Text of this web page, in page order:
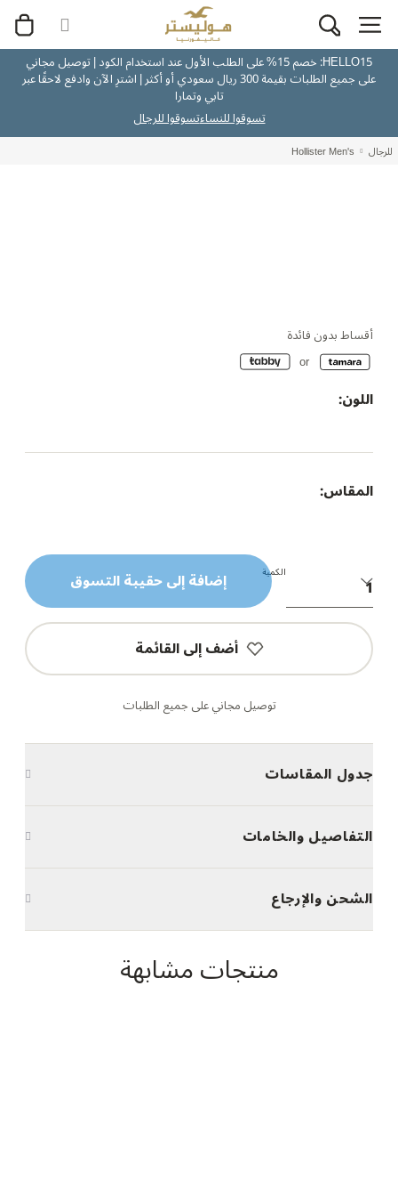
HELLO15: خصم 15% على الطلب الأول عند استخدام الكود | توصيل مجاني
على جميع الطلبات بقيمة 300 ريال سعودي أو أكثر | اشترِ الآن وادفع لاحقًا عبر
تابي وتمارا
تسوقوا للنساءتسوقوا للرجال
للرجال Hollister Men's
أقساط بدون فائدة
اللون:
المقاس:
الكمية إضافة إلى حقيبة التسوق
أضف إلى القائمة
توصيل مجاني على جميع الطلبات
جدول المقاسات
التفاصيل والخامات
الشحن والإرجاع
منتجات مشابهة